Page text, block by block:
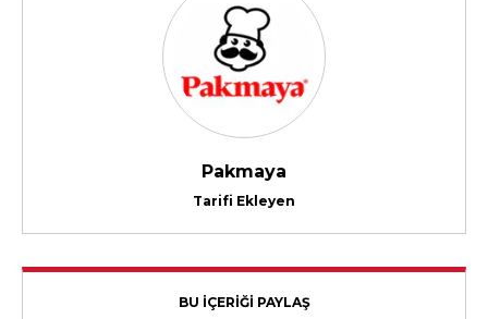
Pakmaya
Tarifi Ekleyen
BU İÇERİĞİ PAYLAŞ